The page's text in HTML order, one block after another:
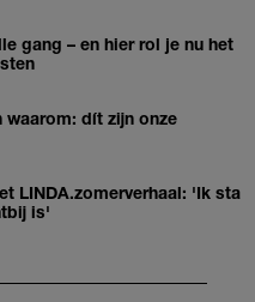
gang – en hier rol je nu het
waarom: dít zijn onze
LINDA.zomerverhaal: 'Ik sta
is'